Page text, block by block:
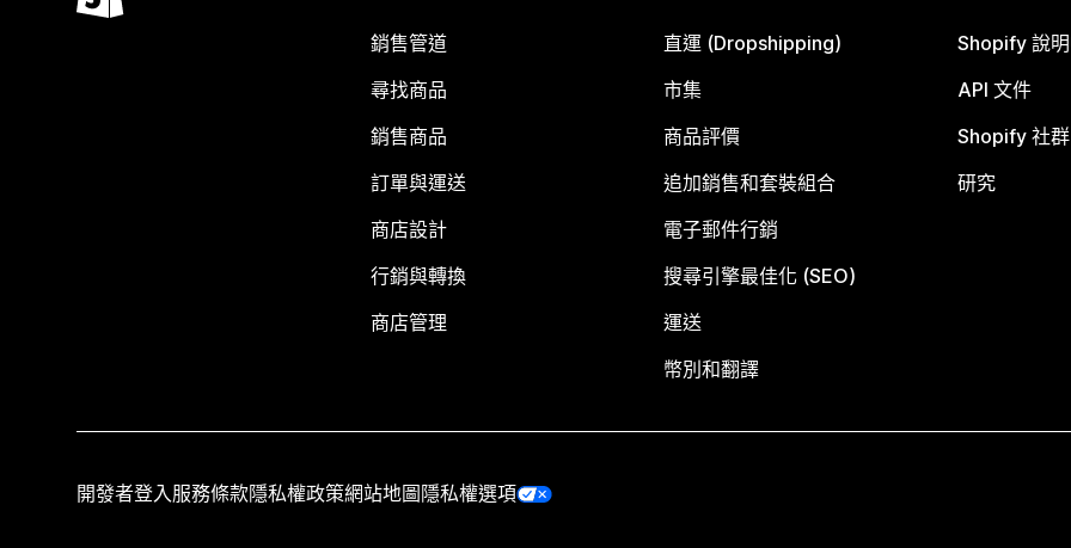
銷售管道
尋找商品
銷售商品
訂單與運送
商店設計
行銷與轉換
商店管理
直運 (Dropshipping)
市集
商品評價
追加銷售和套裝組合
電子郵件行銷
搜尋引擎最佳化 (SEO)
運送
幣別和翻譯
Shopify 說
API 文件
Shopify 社群
研究
開發者登入服務條款隱私權政策網站地圖 隱私權選項